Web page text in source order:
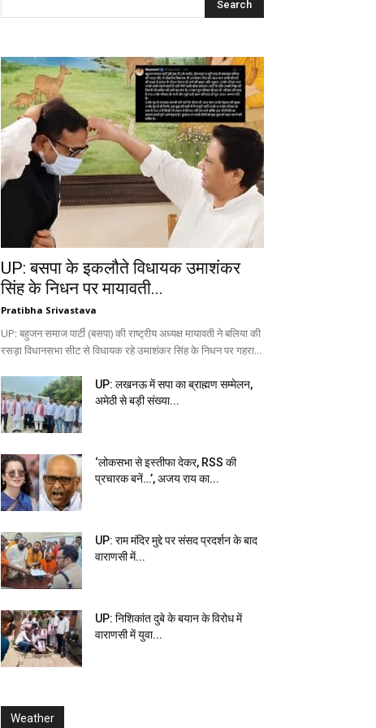
UP: बसपा के इकलौते विधायक उमाशंकर
सिंह के निधन पर मायावती...
Pratibha Srivastava
UP: बहुजन समाज पार्टी (बसपा) की राष्ट्रीय अध्यक्ष मायावती ने बलिया की
रसड़ा विधानसभा सीट से विधायक रहे उमाशंकर सिंह के निधन पर गहरा...
UP: लखनऊ में सपा का ब्राह्मण सम्मेलन,
अमेठी से बड़ी संख्या...
‘लोकसभा से इस्तीफा देकर, RSS की
प्रचारक बनें…’, अजय राय का...
UP: राम मंदिर मुद्दे पर संसद प्रदर्शन के बाद
वाराणसी में...
UP: निशिकांत दुबे के बयान के विरोध में
वाराणसी में युवा...
Weather